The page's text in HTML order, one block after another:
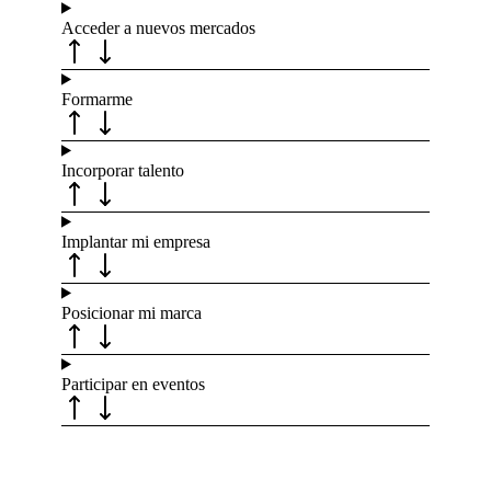
Acceder a nuevos mercados
Formarme
Incorporar talento
Implantar mi empresa
Posicionar mi marca
Participar en eventos